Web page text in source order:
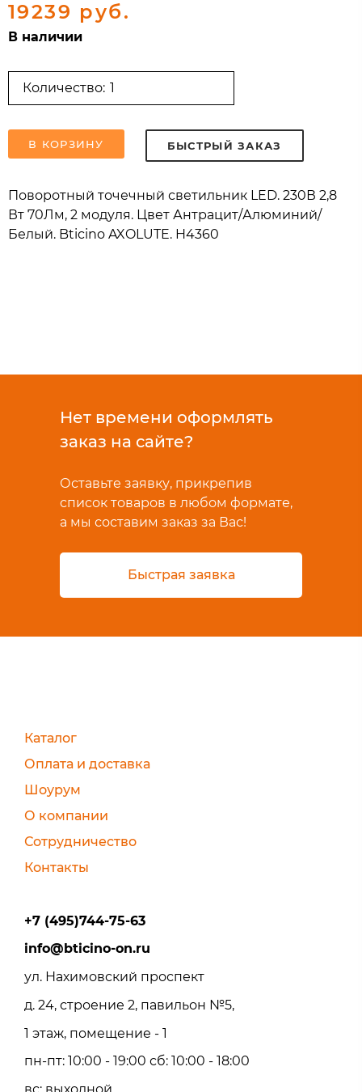
19239 руб.
В наличии
Количество:
В КОРЗИНУ БЫСТРЫЙ ЗАКАЗ
Поворотный точечный светильник LED. 230В 2,8
Вт 70Лм, 2 модуля. Цвет Антрацит/Алюминий/
Белый. Bticino AXOLUTE. H4360
Нет времени оформлять
заказ на сайте?
Оставьте заявку, прикрепив
список товаров в любом формате,
а мы составим заказ за Вас!
Быстрая заявка
Каталог
Оплата и доставка
Шоурум
О компании
Сотрудничество
Контакты
+7 (495)744-75-63
info@bticino-on.ru
ул. Нахимовский проспект
д. 24, строение 2, павильон №5,
1 этаж, помещение - 1
пн-пт: 10:00 - 19:00 сб: 10:00 - 18:00